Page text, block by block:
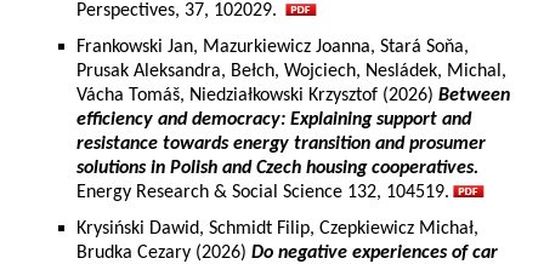
Perspectives, 37, 102029.
Frankowski Jan, Mazurkiewicz Joanna, Stará Soňa,
Prusak Aleksandra, Bełch, Wojciech, Nesládek, Michal,
Vácha Tomáš, Niedziałkowski Krzysztof (2026) Between
efficiency and democracy: Explaining support and
resistance towards energy transition and prosumer
solutions in Polish and Czech housing cooperatives.
Energy Research & Social Science 132, 104519.
Krysiński Dawid, Schmidt Filip, Czepkiewicz Michał,
Brudka Cezary (2026) Do negative experiences of car